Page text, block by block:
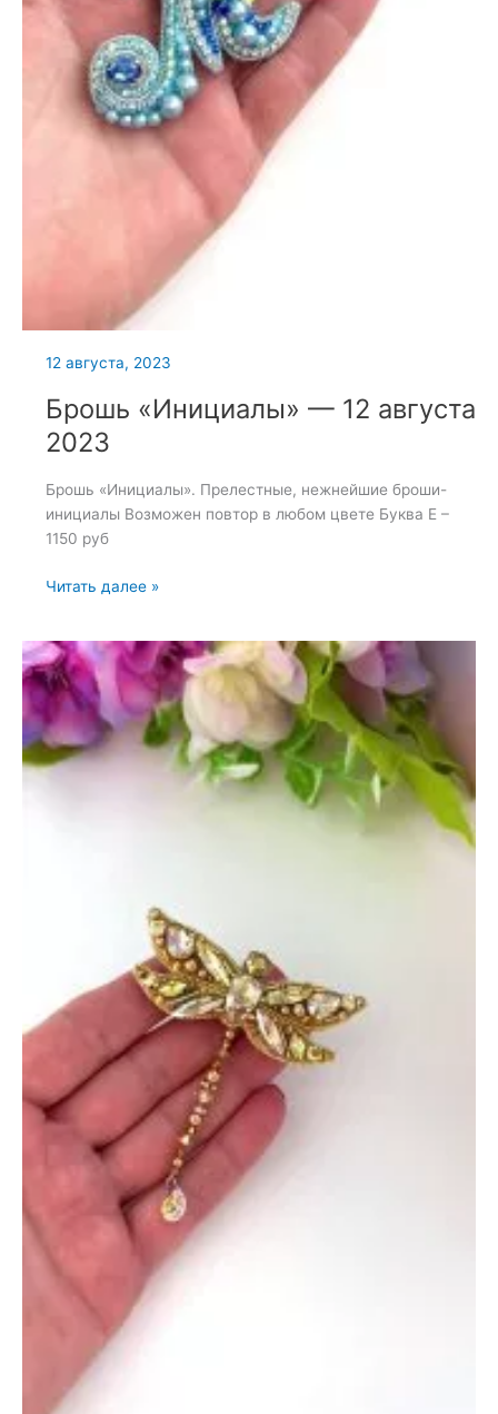
12 августа, 2023
Брошь «Инициалы» — 12 августа
2023
Брошь «Инициалы». Прелестные, нежнейшие броши-
инициалы Возможен повтор в любом цвете Буква Е –
1150 руб
Брошь
12
августа
2023
Читать далее »